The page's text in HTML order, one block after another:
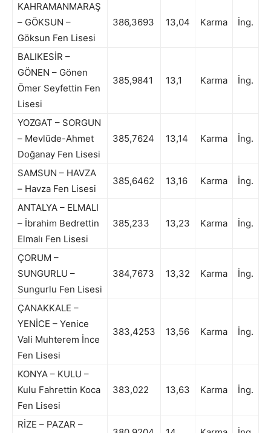
KAHRAMANMARAŞ
– GÖKSUN –
Göksun Fen Lisesi
386,3693 13,04 Karma İng.
BALIKESİR –
GÖNEN – Gönen
Ömer Seyfettin Fen
Lisesi
385,9841 13,1 Karma İng.
YOZGAT – SORGUN
– Mevlüde-Ahmet
Doğanay Fen Lisesi
385,7624 13,14 Karma İng.
SAMSUN – HAVZA
– Havza Fen Lisesi
385,6462 13,16 Karma İng.
ANTALYA – ELMALI
– İbrahim Bedrettin
Elmalı Fen Lisesi
385,233 13,23 Karma İng.
ÇORUM –
SUNGURLU –
Sungurlu Fen Lisesi
384,7673 13,32 Karma İng.
ÇANAKKALE –
YENİCE – Yenice
Vali Muhterem İnce
Fen Lisesi
383,4253 13,56 Karma İng.
KONYA – KULU –
Kulu Fahrettin Koca
Fen Lisesi
383,022 13,63 Karma İng.
RİZE – PAZAR –